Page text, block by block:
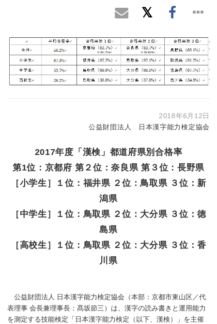
2018年6月12日
公益財団法人 日本漢字能力検定協会
2017年度「漢検」都道府県別合格率
第1位：京都府 第２位：奈良県 第３位：長野県
［小学生］１位：福井県 ２位：鳥取県 ３位：新
潟県
［中学生］１位：鳥取県 ２位：大分県 ３位：徳
島県
［高校生］１位：鳥取県 ２位：大分県 ３位：香
川県
公益財団法人 日本漢字能力検定協会（本部：京都市東山区／代
表理事 会長兼理事長：髙坂節三）は、漢字の読み書きと運用能力
を測定する技能検定「日本漢字能力検定（以下、漢検）」を主催